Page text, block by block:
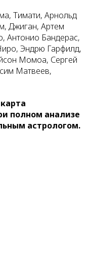
Тимати, Арнольд
Джиган, Артем
Антонио Бандерас,
Эндрю Гарфилд,
Момоа, Сергей
Матвеев,
полном анализе
астрологом.